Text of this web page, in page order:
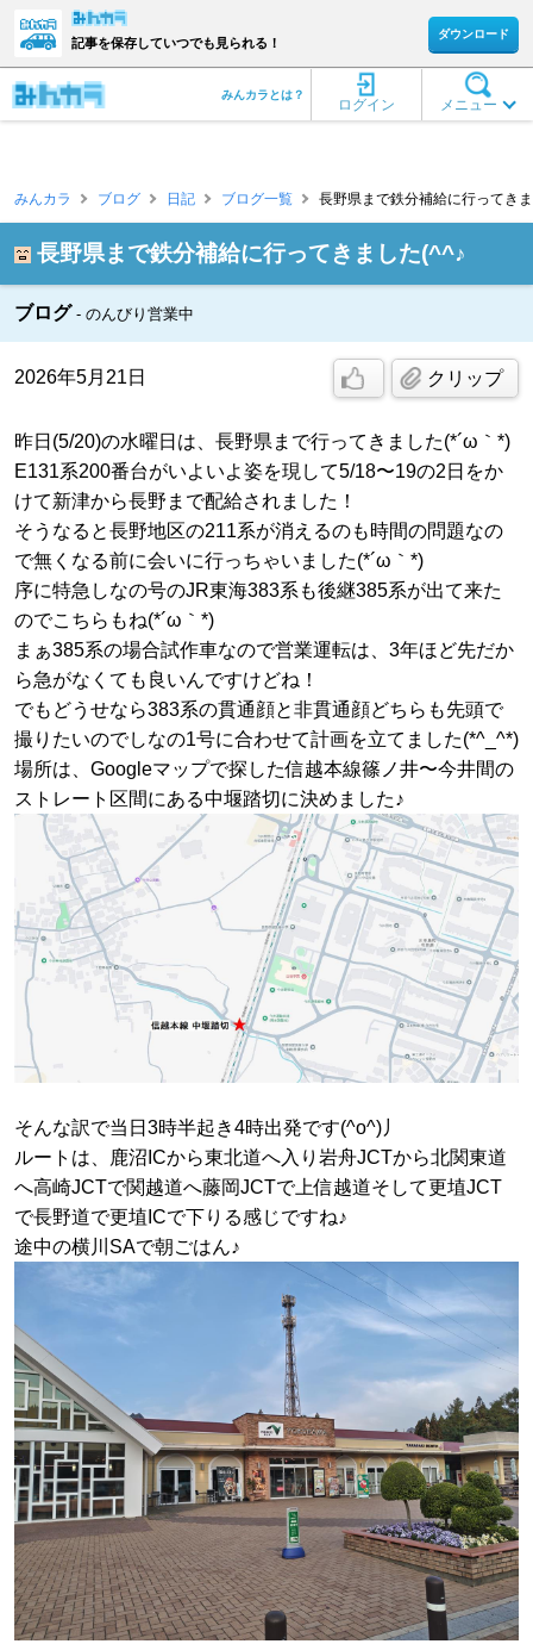
記事を保存していつでも見られる！
ダウンロード
メニュー
ログイン
みんカラとは？
みんカラ ブログ 日記 ブログ一覧 長野県まで鉄分補給に行ってき
長野県まで鉄分補給に行ってきました(^^♪
ブログ のんびり営業中
2026年5月21日 クリップ
昨日(5/20)の水曜日は、長野県まで行ってきました(*´ω｀*)
E131系200番台がいよいよ姿を現して5/18〜19の2日をか
けて新津から長野まで配給されました！
そうなると長野地区の211系が消えるのも時間の問題なの
で無くなる前に会いに行っちゃいました(*´ω｀*)
序に特急しなの号のJR東海383系も後継385系が出て来た
のでこちらもね(*´ω｀*)
まぁ385系の場合試作車なので営業運転は、3年ほど先だか
ら急がなくても良いんですけどね！
でもどうせなら383系の貫通顔と非貫通顔どちらも先頭で
撮りたいのでしなの1号に合わせて計画を立てました(*^_^*)
場所は、Googleマップで探した信越本線篠ノ井〜今井間の
ストレート区間にある中堰踏切に決めました♪
そんな訳で当日3時半起き4時出発です(^o^)丿
ルートは、鹿沼ICから東北道へ入り岩舟JCTから北関東道
へ高崎JCTで関越道へ藤岡JCTで上信越道そして更埴JCT
で長野道で更埴ICで下りる感じですね♪
途中の横川SAで朝ごはん♪